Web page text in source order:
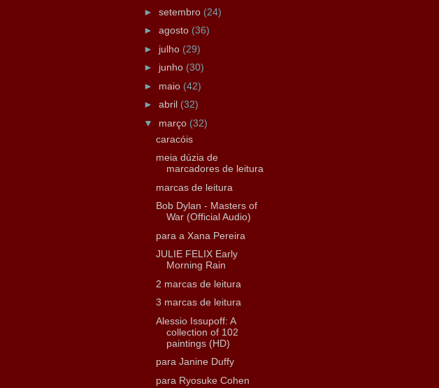
► setembro (24)
► agosto (36)
► julho (29)
► junho (30)
► maio (42)
► abril (32)
▼ março (32)
caracóis
meia dúzia de
marcadores de leitura
marcas de leitura
Bob Dylan - Masters of
War (Official Audio)
para a Xana Pereira
JULIE FELIX Early
Morning Rain
2 marcas de leitura
3 marcas de leitura
Alessio Issupoff: A
collection of 102
paintings (HD)
para Janine Duffy
para Ryosuke Cohen